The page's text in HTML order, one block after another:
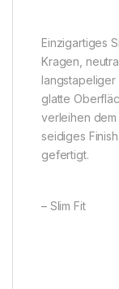
Einzigartiges
Kragen,
langstapeliger
glatte
verleihen
seidiges
gefertigt.
– Slim Fit